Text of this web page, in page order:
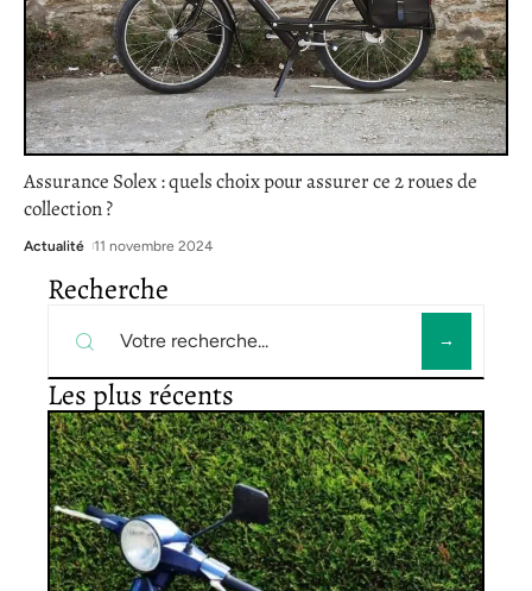
Assurance Solex : quels choix pour assurer ce 2 roues de
collection ?
Actualité 11 novembre 2024
Recherche
Les plus récents